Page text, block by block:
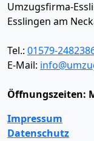
Umzugsfirma-
Esslingen am
Tel.: 01579-
E-Mail:
Öffnungszeiten:
Impressum
Datenschutz